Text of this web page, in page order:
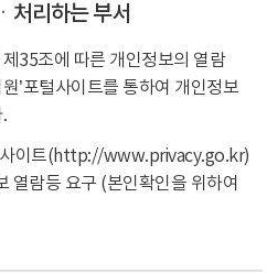
처리하는 부서
35조에 따른 개인정보의 열람
’포털사이트를 통하여 개인정보
사이트(http://www.privacy.go.kr)
람등 요구 (본인확인을 위하여